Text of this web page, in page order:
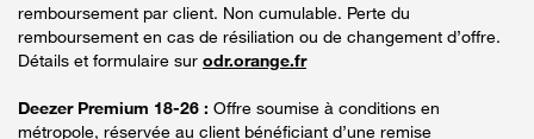
remboursement par client. Non cumulable. Perte du
remboursement en cas de résiliation ou de changement d’offre.
Détails et formulaire sur odr.orange.fr
Deezer Premium 18-26 : Offre soumise à conditions en
métropole, réservée au client bénéficiant d’une remise